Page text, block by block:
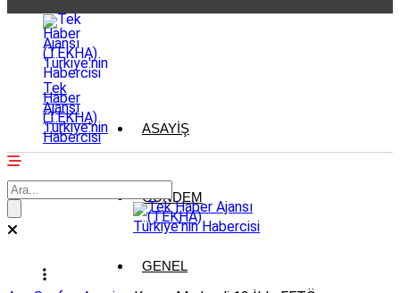
Tek
Haber
Ajansı
(TEKHA)
Türkiye'nin
Habercisi
ASAYIŞ
GÜNDEM
GENEL